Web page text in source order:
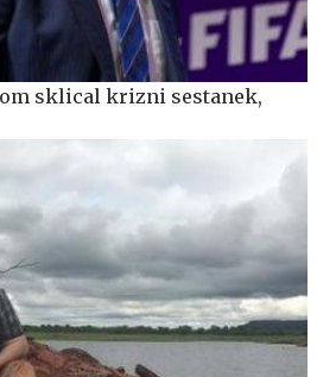
sklical krizni sestanek,